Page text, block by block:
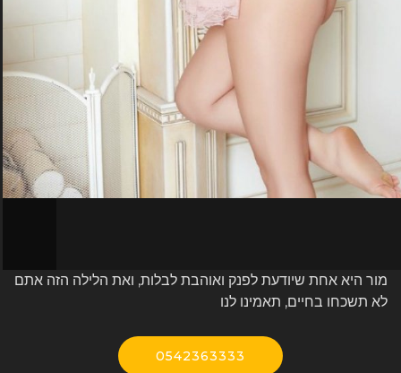
מור היא אחת שיודעת לפנק ואוהבת לבלות, ואת הלילה הזה אתם
לא תשכחו בחיים, תאמינו לנו
0542363333